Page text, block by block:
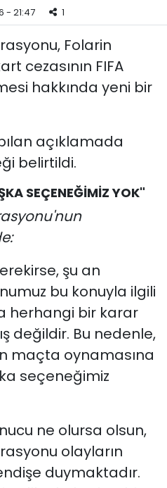
- 21:47 1
Folarin
cezasının FIFA
hakkında yeni bir
açıklamada
belirtildi.
SEÇENEĞİMİZ YOK"
şu an
bu konuyla ilgili
herhangi bir karar
değildir. Bu nedenle,
maçta oynamasına
seçeneğimiz
ne olursa olsun,
olayların
duymaktadır.